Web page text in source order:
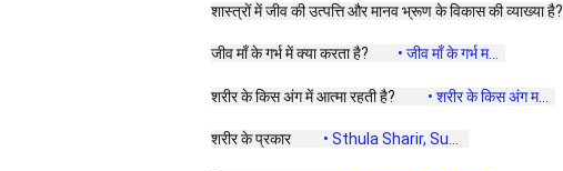
शास्त्रों में जीव की उत्पत्ति और मानव भ्रूण के विकास की व्याख्या है?
जीव माँ के गर्भ में क्या करता है? • जीव माँ के गर्भ म...
शरीर के किस अंग में आत्मा रहती है? • शरीर के किस अंग म...
शरीर के प्रकार • Sthula Sharir, Su...